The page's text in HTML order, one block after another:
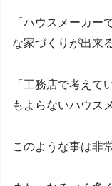
「ハウスメーカー
な家づくりが出来
「工務店で考えて
もよらないハウス
このような事は非